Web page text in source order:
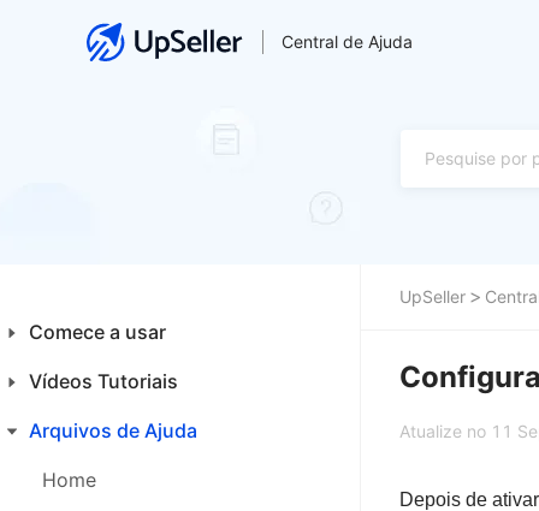
Central de Ajuda
Comece a usar
Introdução aos Iniciantes
Plataformas
Primeiros Passos
Vídeos Tutoriais
Financeiro
Integrações
Arquivos de Ajuda
Home
UpSeller
Atualize no 11
Depois de